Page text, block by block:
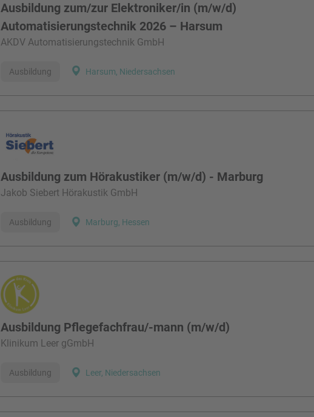
Ausbildung zum/zur Elektroniker/in (m/w/d)
Automatisierungstechnik 2026 – Harsum
AKDV Automatisierungstechnik GmbH
Harsum, Niedersachsen
Ausbildung
Ausbildung zum Hörakustiker (m/w/d) - Marburg
Jakob Siebert Hörakustik GmbH
Marburg, Hessen
Ausbildung
Ausbildung Pflegefachfrau/-mann (m/w/d)
Klinikum Leer gGmbH
Leer, Niedersachsen
Ausbildung